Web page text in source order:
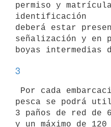
permiso y
identificación
deberá estar
señalización y en
3
pesca se podrá
3 paños de red de